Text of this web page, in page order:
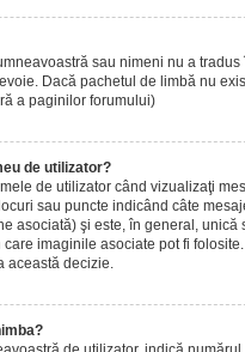
sau nimeni nu a
Dacă pachetul de limbă nu
a paginilor forumului)
de utilizator?
de utilizator când vizualizaţi
sau puncte indicând câte
asociată) şi este, în general,
imaginile asociate pot fi
această decizie.